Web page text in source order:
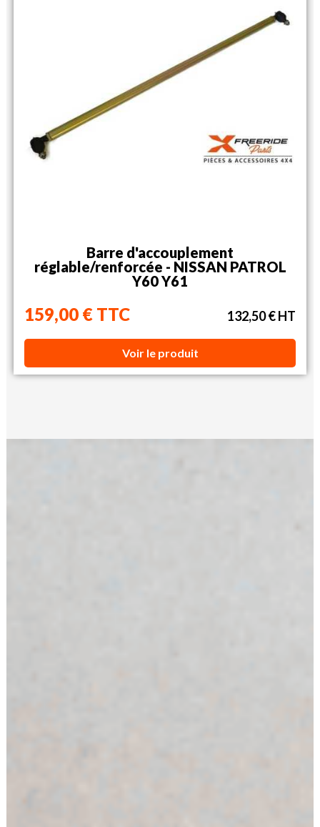
Barre d'accouplement
réglable/renforcée - NISSAN PATROL
Y60 Y61
159,00 € TTC 132,50 € HT
Voir le produit